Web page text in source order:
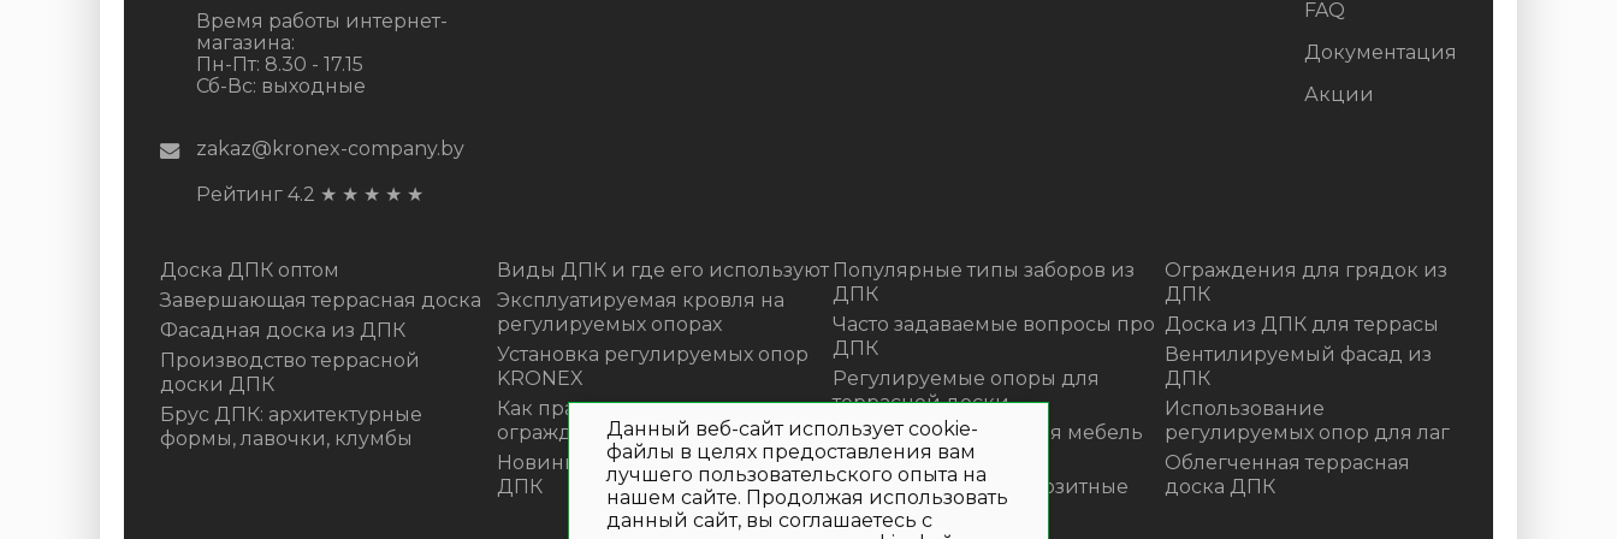
Время работы интернет-
магазина:
Пн-Пт: 8.30 - 17.15
Сб-Вс: выходные
zakaz@kronex-company.by
Рейтинг 4.2 ★ ★ ★ ★ ★
FAQ
Документация
Акции
Доска ДПК оптом
Завершающая террасная доска
Фасадная доска из ДПК
Производство террасной
доски ДПК
Брус ДПК: архитектурные
формы, лавочки, клумбы
Виды ДПК и где его используют
Эксплуатируемая кровля на
регулируемых опорах
Установка регулируемых опор
KRONEX
Как правильно монтировать
ограждения из ДПК?
Новинка! Моющее средство для
ДПК
Популярные типы заборов из
ДПК
Часто задаваемые вопросы про
ДПК
Регулируемые опоры для
террасной доски
Премиальная садовая мебель
из ротанга Outdoor
Нескользящие композитные
ступени
Ограждения для грядок из
ДПК
Доска из ДПК для террасы
Вентилируемый фасад из
ДПК
Использование
регулируемых опор для лаг
Облегченная террасная
доска ДПК
Данный веб-сайт использует cookie-
файлы в целях предоставления вам
лучшего пользовательского опыта на
нашем сайте. Продолжая использовать
данный сайт, вы соглашаетесь с